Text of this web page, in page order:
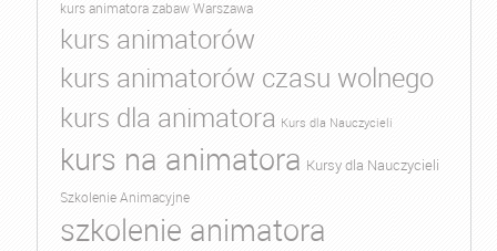
kurs animatora zabaw Warszawa
kurs animatorów
kurs animatorów czasu wolnego
kurs dla animatora Kurs dla Nauczycieli
kurs na animatora Kursy dla Nauczycieli
Szkolenie Animacyjne
szkolenie animatora